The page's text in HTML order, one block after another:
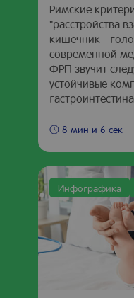
Римские
"расстройства
кишечник -
современной
ФРП звучит
устойчивые
8 мин и 6 сек
Инфографика